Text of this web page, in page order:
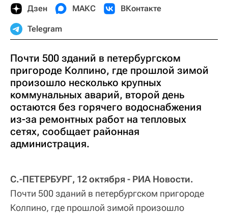
Дзен МАКС ВКонтакте
Telegram
Почти 500 зданий в петербургском
пригороде Колпино, где прошлой зимой
произошло несколько крупных
коммунальных аварий, второй день
остаются без горячего водоснабжения
из-за ремонтных работ на тепловых
сетях, сообщает районная
администрация.
С.-ПЕТЕРБУРГ, 12 октября - РИА Новости.
Почти 500 зданий в петербургском пригороде
Колпино, где прошлой зимой произошло